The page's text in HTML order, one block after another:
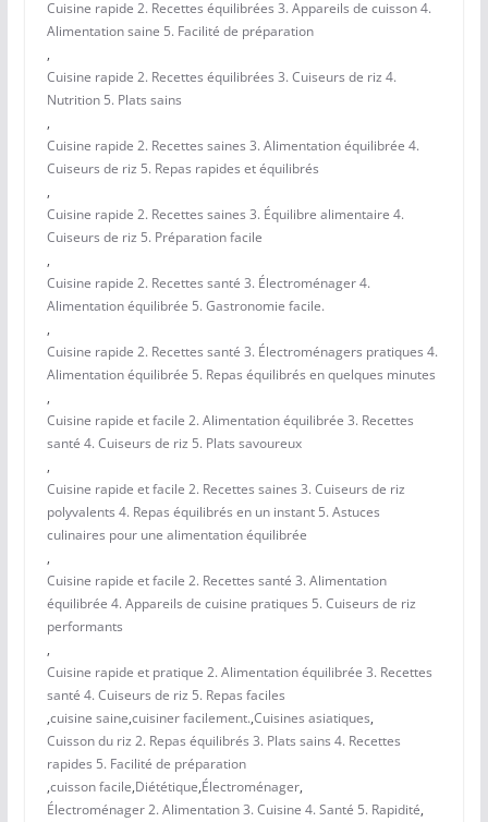
Cuisine rapide 2. Recettes équilibrées 3. Appareils de cuisson 4.
Alimentation saine 5. Facilité de préparation
,
Cuisine rapide 2. Recettes équilibrées 3. Cuiseurs de riz 4.
Nutrition 5. Plats sains
,
Cuisine rapide 2. Recettes saines 3. Alimentation équilibrée 4.
Cuiseurs de riz 5. Repas rapides et équilibrés
,
Cuisine rapide 2. Recettes saines 3. Équilibre alimentaire 4.
Cuiseurs de riz 5. Préparation facile
,
Cuisine rapide 2. Recettes santé 3. Électroménager 4.
Alimentation équilibrée 5. Gastronomie facile.
,
Cuisine rapide 2. Recettes santé 3. Électroménagers pratiques 4.
Alimentation équilibrée 5. Repas équilibrés en quelques minutes
,
Cuisine rapide et facile 2. Alimentation équilibrée 3. Recettes
santé 4. Cuiseurs de riz 5. Plats savoureux
,
Cuisine rapide et facile 2. Recettes saines 3. Cuiseurs de riz
polyvalents 4. Repas équilibrés en un instant 5. Astuces
culinaires pour une alimentation équilibrée
,
Cuisine rapide et facile 2. Recettes santé 3. Alimentation
équilibrée 4. Appareils de cuisine pratiques 5. Cuiseurs de riz
performants
,
Cuisine rapide et pratique 2. Alimentation équilibrée 3. Recettes
santé 4. Cuiseurs de riz 5. Repas faciles
,cuisine saine,cuisiner facilement.,Cuisines asiatiques,
Cuisson du riz 2. Repas équilibrés 3. Plats sains 4. Recettes
rapides 5. Facilité de préparation
,cuisson facile,Diététique,Électroménager,
Électroménager 2. Alimentation 3. Cuisine 4. Santé 5. Rapidité,